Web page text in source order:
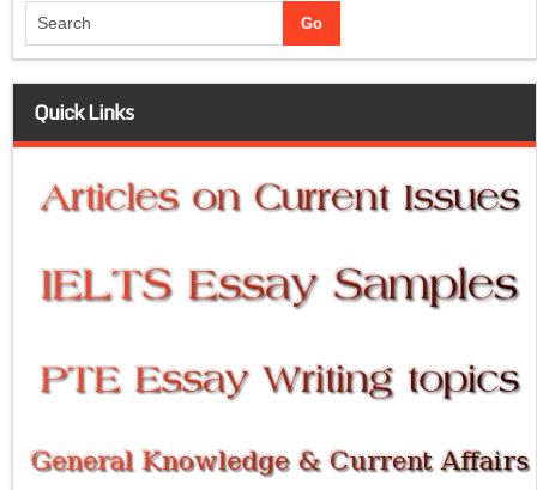
Quick Links